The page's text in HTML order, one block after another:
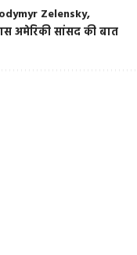
Zelensky
अमेरिकी सांसद की बात